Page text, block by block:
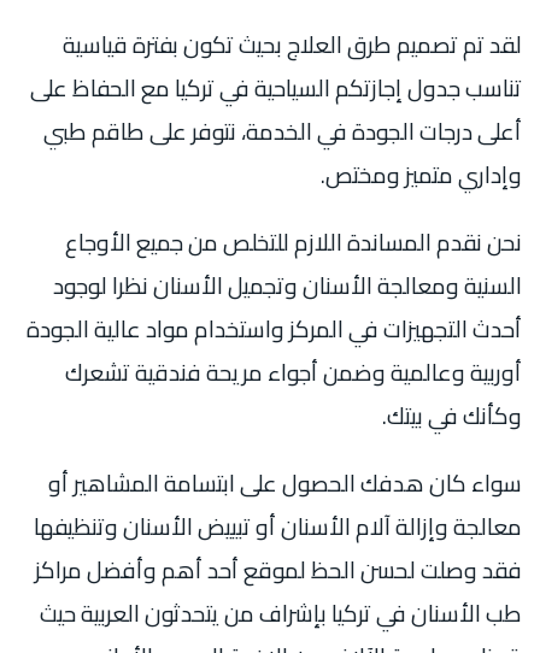
لقد تم تصميم طرق العلاج بحيث تكون بفترة قياسية
تناسب جدول إجازتكم السياحية في تركيا مع الحفاظ على
أعلى درجات الجودة في الخدمة، نتوفر على طاقم طبي
وإداري متميز ومختص.
نحن نقدم المساندة اللازم للتخلص من جميع الأوجاع
السنية ومعالجة الأسنان وتجميل الأسنان نظرا لوجود
أحدث التجهيزات في المركز واستخدام مواد عالية الجودة
أوربية وعالمية وضمن أجواء مريحة فندقية تشعرك
وكأنك في بيتك.
سواء كان هدفك الحصول على ابتسامة المشاهير أو
معالجة وإزالة آلام الأسنان أو تبييض الأسنان وتنظيفها
فقد وصلت لحسن الحظ لموقع أحد أهم وأفضل مراكز
طب الأسنان في تركيا بإشراف من يتحدثون العربية حيث